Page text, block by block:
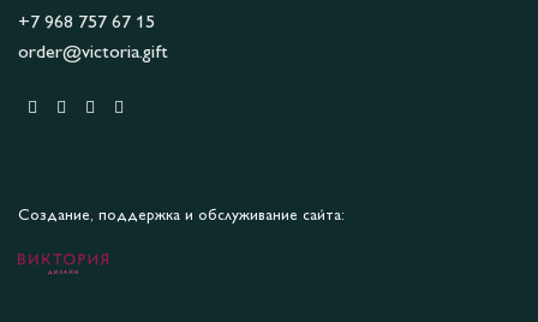
+7 968 757 67 15
order@victoria.gift
Создание, поддержка и обслуживание сайта: